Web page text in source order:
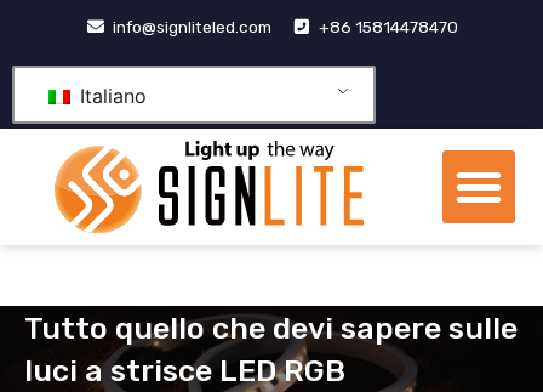
contenuto
info@signliteled.com +86 15814478470
Italiano
Tutto quello che devi sapere sulle
luci a strisce LED RGB